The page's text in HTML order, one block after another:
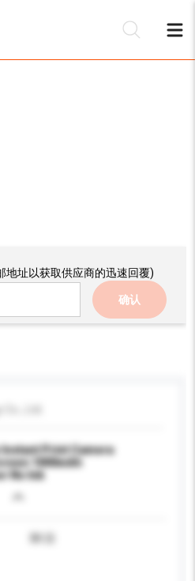
地址以获取供应商的迅速回覆)
确认
Instant Print Camera
1000mAh
No Ink
30 日